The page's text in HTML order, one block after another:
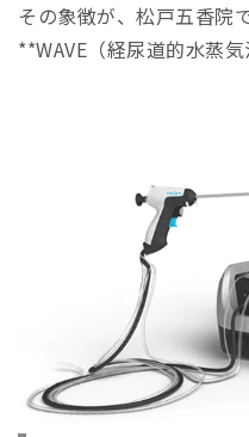
その象徴が、松戸五香院
**WAVE（経尿道的水蒸気